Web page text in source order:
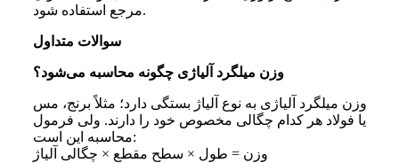
مرجع استفاده شود.
سوالات متداول
وزن میلگرد آلیاژی چگونه محاسبه می‌شود؟
وزن میلگرد آلیاژی به نوع آلیاژ بستگی دارد؛ مثلاً برنج، مس
یا فولاد هر کدام چگالی مخصوص خود را دارند. ولی فرمول
محاسبه این است:
وزن = طول × سطح مقطع × چگالی آلیاژ